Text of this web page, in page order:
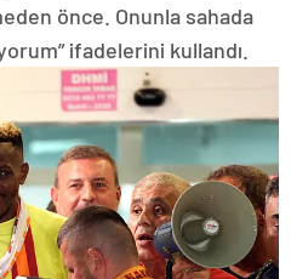
önce. Onunla sahada
ifadelerini kullandı.